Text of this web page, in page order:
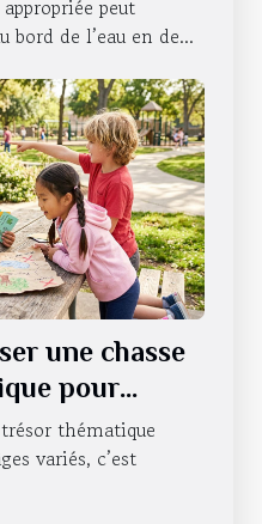
peut
de l’eau en de...
une chasse
pour
âges ?
thématique
variés, c’est